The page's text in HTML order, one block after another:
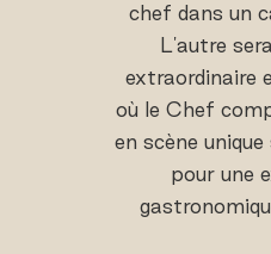
chef dans un
L'autre
extraordinaire
où le Chef
en scène
pour une